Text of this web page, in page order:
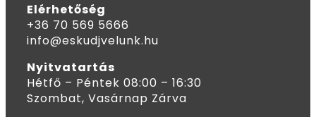
Elérhetőség
+36 70 569 5666
info@eskudjvelunk.hu
Nyitvatartás
Hétfő – Péntek 08:00 – 16:30
Szombat, Vasárnap Zárva